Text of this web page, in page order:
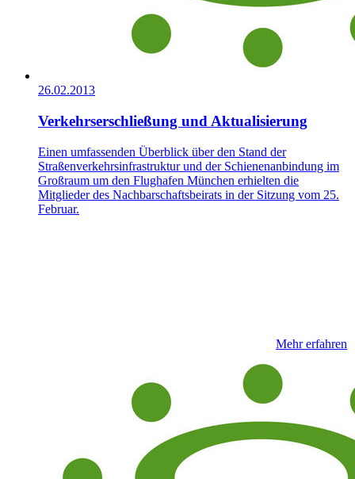
26.02.2013
Verkehrserschließung und Aktualisierung
Einen umfassenden Überblick über den Stand der
Straßenverkehrsinfrastruktur und der Schienenanbindung im
Großraum um den Flughafen München erhielten die
Mitglieder des Nachbarschaftsbeirats in der Sitzung vom 25.
Februar.
Mehr erfahren